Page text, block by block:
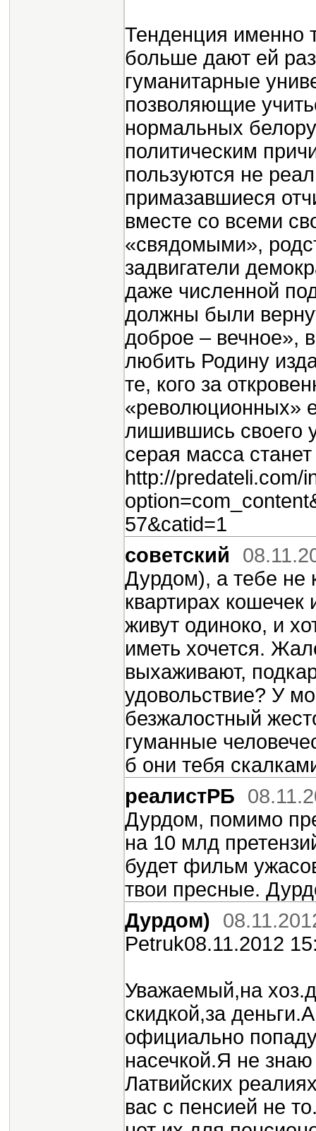
Тенденция именно
больше дают ей
гуманитарные
позволяющие
нормальных
политическим
пользуются не
примазавшиеся
вместе со всеми
«свядомыми»,
задвигатели
даже численной
должны были
доброе – вечное»,
любить Родину
те, кого за
«революционных»
лишившись своего
серая масса
http://predateli.com/
57&catid=1
советский
Дурдом), а тебе не
квартирах
живут одиноко, и
иметь хочется.
выхаживают,
удовольствие? У
безжалостный
гуманные
б они тебя
реалистРБ
Дурдом, помимо
на 10 млд
будет фильм
твои пресные.
Дурдом)
Petruk08.11.2012
Уважаемый,на
скидкой,за
официально
насечкой.Я не
Латвийских
вас с пенсией не